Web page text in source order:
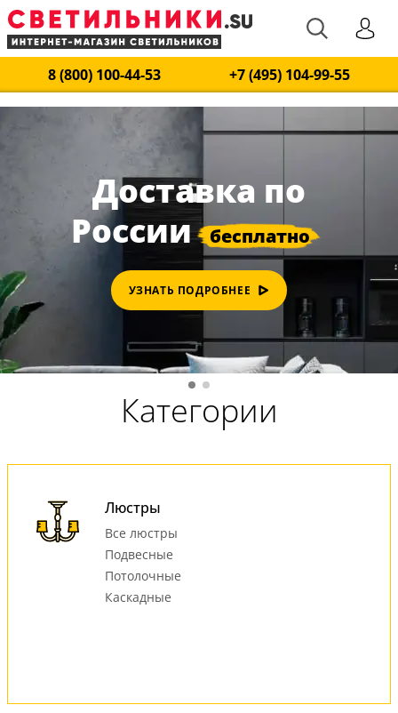
8 (800) 100-44-53 +7 (495) 104-99-55
Доставка по
России
УЗНАТЬ ПОДРОБНЕЕ
Категории
Люстры
Все люстры
Подвесные
Потолочные
Каскадные